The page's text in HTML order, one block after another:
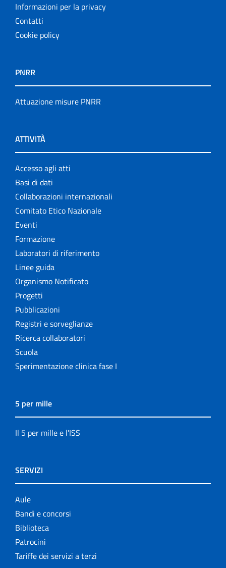
Informazioni per la privacy
Contatti
Cookie policy
PNRR
Attuazione misure PNRR
ATTIVITÀ
Accesso agli atti
Basi di dati
Collaborazioni internazionali
Comitato Etico Nazionale
Eventi
Formazione
Laboratori di riferimento
Linee guida
Organismo Notificato
Progetti
Pubblicazioni
Registri e sorveglianze
Ricerca collaboratori
Scuola
Sperimentazione clinica fase I
5 per mille
Il 5 per mille e l'ISS
SERVIZI
Aule
Bandi e concorsi
Biblioteca
Patrocini
Tariffe dei servizi a terzi